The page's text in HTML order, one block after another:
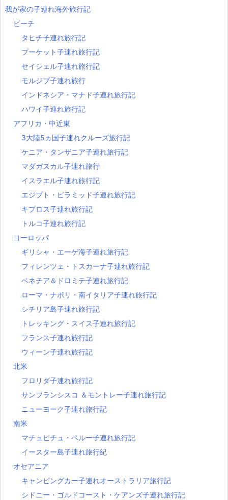
我が家の子連れ海外旅行記
ビーチ
タヒチ子連れ旅行記
プーケット子連れ旅行記
セイシェル子連れ旅行記
モルジブ子連れ旅行
インドネシア・マナド子連れ旅行記
ハワイ子連れ旅行記
アフリカ・中近東
3大陸5ヵ国子連れクルーズ旅行記
ケニア・タンザニア子連れ旅行記
マダガスカル子連れ旅行
イスラエル子連れ旅行記
エジプト・ピラミッド子連れ旅行記
キプロス子連れ旅行記
トルコ子連れ旅行記
ヨーロッパ
ギリシャ・エーゲ海子連れ旅行記
フィレンツェ・トスカーナ子連れ旅行記
ベネチア＆ドロミテ子連れ旅行記
ローマ・ナポリ・南イタリア子連れ旅行記
シチリア島子連れ旅行記
トレッキング・スイス子連れ旅行記
フランス子連れ旅行記
ウィーン子連れ旅行記
北米
フロリダ子連れ旅行記
サンフランシスコ ＆モントレー子連れ旅行記
ニューヨーク子連れ旅行記
南米
マチュピチュ・ペルー子連れ旅行記
イースター島子連れ旅行紀
オセアニア
キャンピングカー子連れオーストラリア旅行記
シドニー・ゴルドコースト・ケアンズ子連れ旅行記